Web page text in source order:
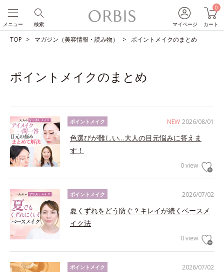
マイページ
0
カート
検索
メニュー
TOP マガジン（美容情報・読み物） ポイントメイクのまとめ
ポイントメイクのまとめ
NEW 2026/08/01
ポイントメイク
色選びが難しい…大人の目元悩みに答えま
す！
0 view
2026/07/02
ポイントメイク
夏くずれをどう防ぐ？キレイが続くベースメ
イク法
0 view
2026/07/02
ポイントメイク